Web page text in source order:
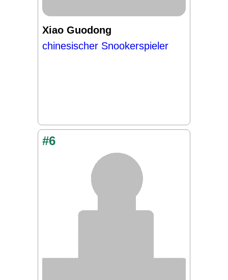
Xiao Guodong
chinesischer Snookerspieler
#6